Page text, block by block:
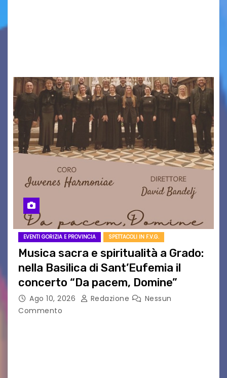
EVENTI GORIZIA E PROVINCIA SPETTACOLI IN F.V.G.
Musica sacra e spiritualità a Grado:
nella Basilica di Sant’Eufemia il
concerto “Da pacem, Domine”
Ago 10, 2026 Redazione
Nessun
Commento